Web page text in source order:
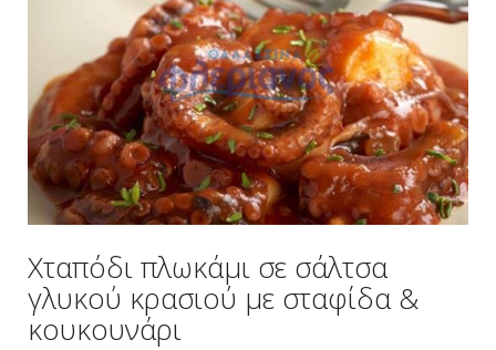
Χταπόδι πλωκάμι σε σάλτσα
γλυκού κρασιού με σταφίδα &
κουκουνάρι